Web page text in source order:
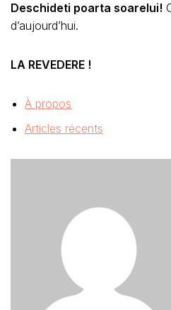
Deschideti poarta soarelui!
d’aujourd’hui.
LA REVEDERE !
À propos
Articles récents